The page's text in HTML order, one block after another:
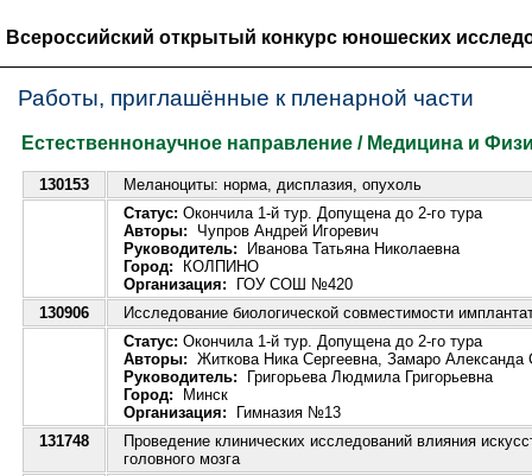
Всероссийский открытый конкурс юношеских
Работы, приглашённые к пленарной части
Естественнонаучное направление / Медицина и
130153
Меланоциты: норма, дисплазия, опухоль
Статус: Окончила 1-й тур. Допущена до 2-го тура
Авторы: Чупров Андрей Игоревич
Руководитель: Иванова Татьяна Николаевна
Город: КОЛПИНО
Организация: ГОУ СОШ №420
130906
Исследование биологической совместимости
Статус: Окончила 1-й тур. Допущена до 2-го тура
Авторы: Житкова Ника Сергеевна, Замаро Александа
Руководитель: Григорьева Людмила Григорьевна
Город: Минск
Организация: Гимназия №13
131748
Проведение клинических исследований влияния
головного мозга